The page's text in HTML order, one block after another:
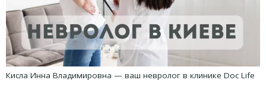
Кисла Инна Владимировна — ваш невролог в клинике Doc Life